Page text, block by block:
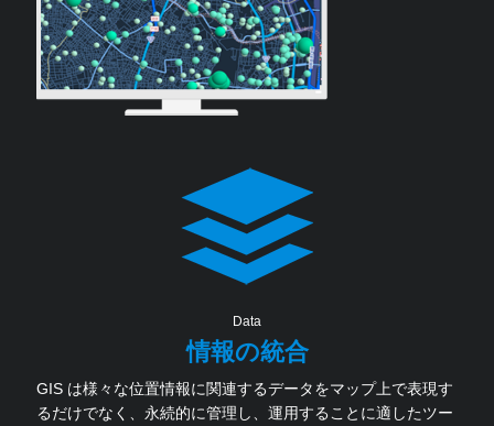
Data
情報の統合
GIS は様々な位置情報に関連するデータをマップ上で表現す
るだけでなく、永続的に管理し、運用することに適したツー